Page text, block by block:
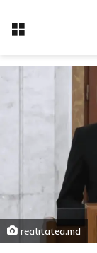
Menu
realitatea.md